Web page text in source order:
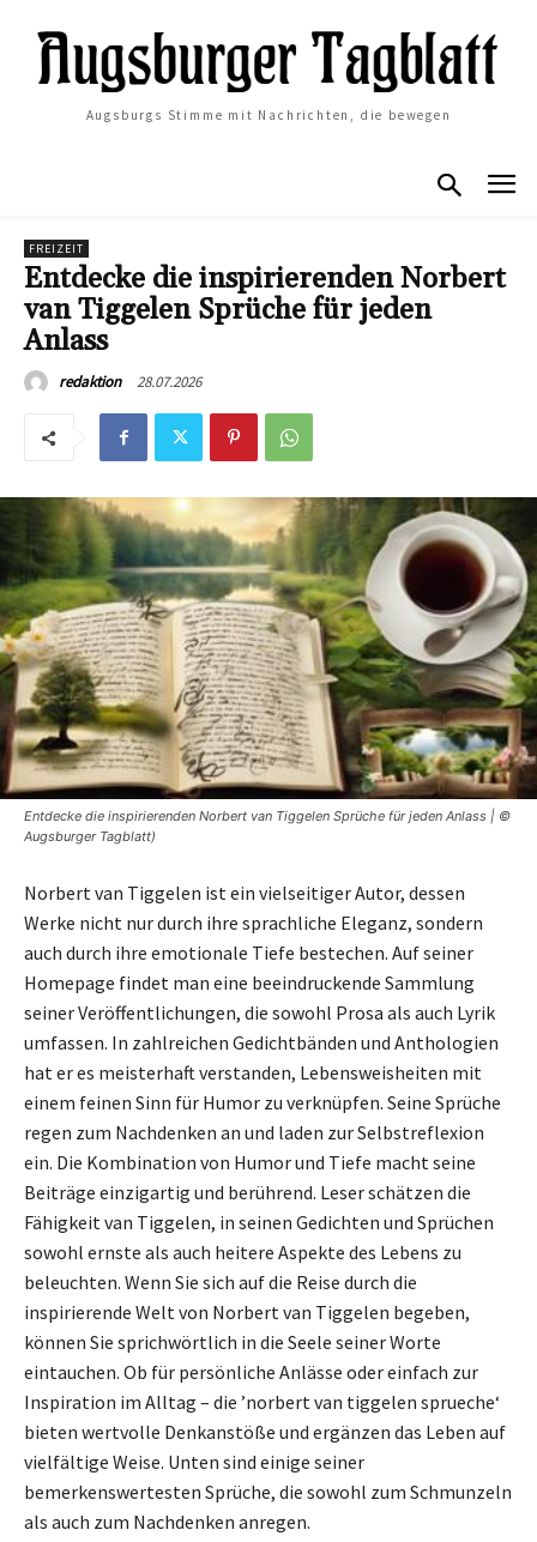
Augsburgs Stimme mit Nachrichten, die bewegen
FREIZEIT
Entdecke die inspirierenden Norbert
van Tiggelen Sprüche für jeden
Anlass
redaktion 28.07.2026
Entdecke die inspirierenden Norbert van Tiggelen Sprüche für jeden Anlass | ©
Augsburger Tagblatt)
Norbert van Tiggelen ist ein vielseitiger Autor, dessen
Werke nicht nur durch ihre sprachliche Eleganz, sondern
auch durch ihre emotionale Tiefe bestechen. Auf seiner
Homepage findet man eine beeindruckende Sammlung
seiner Veröffentlichungen, die sowohl Prosa als auch Lyrik
umfassen. In zahlreichen Gedichtbänden und Anthologien
hat er es meisterhaft verstanden, Lebensweisheiten mit
einem feinen Sinn für Humor zu verknüpfen. Seine Sprüche
regen zum Nachdenken an und laden zur Selbstreflexion
ein. Die Kombination von Humor und Tiefe macht seine
Beiträge einzigartig und berührend. Leser schätzen die
Fähigkeit van Tiggelen, in seinen Gedichten und Sprüchen
sowohl ernste als auch heitere Aspekte des Lebens zu
beleuchten. Wenn Sie sich auf die Reise durch die
inspirierende Welt von Norbert van Tiggelen begeben,
können Sie sprichwörtlich in die Seele seiner Worte
eintauchen. Ob für persönliche Anlässe oder einfach zur
Inspiration im Alltag – die ’norbert van tiggelen sprueche‘
bieten wertvolle Denkanstöße und ergänzen das Leben auf
vielfältige Weise. Unten sind einige seiner
bemerkenswertesten Sprüche, die sowohl zum Schmunzeln
als auch zum Nachdenken anregen.